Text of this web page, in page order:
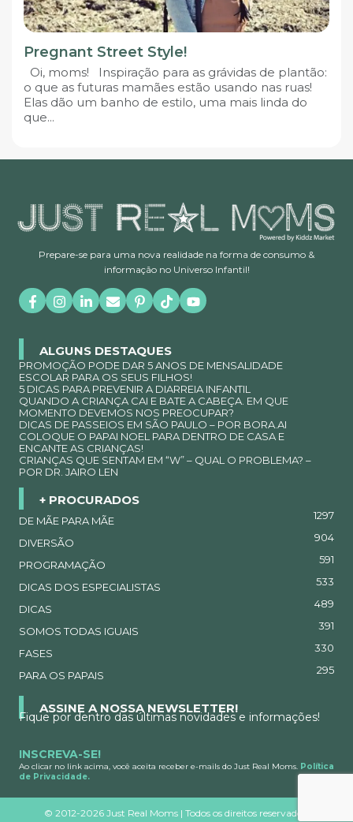
Pregnant Street Style!
Oi, moms! Inspiração para as grávidas de plantão:
o que as futuras mamães estão usando nas ruas!
Elas dão um banho de estilo, uma mais linda do
que...
Prepare-se para uma nova realidade na forma de consumo &
informação no Universo Infantil!
ALGUNS DESTAQUES
PROMOÇÃO PODE DAR 5 ANOS DE MENSALIDADE
ESCOLAR PARA OS SEUS FILHOS!
5 DICAS PARA PREVENIR A DIARREIA INFANTIL
QUANDO A CRIANÇA CAI E BATE A CABEÇA. EM QUE
MOMENTO DEVEMOS NOS PREOCUPAR?
DICAS DE PASSEIOS EM SÃO PAULO – POR BORA.AI
COLOQUE O PAPAI NOEL PARA DENTRO DE CASA E
ENCANTE AS CRIANÇAS!
CRIANÇAS QUE SENTAM EM “W” – QUAL O PROBLEMA? –
POR DR. JAIRO LEN
+ PROCURADOS
DE MÃE PARA MÃE 1297
DIVERSÃO 904
PROGRAMAÇÃO 591
DICAS DOS ESPECIALISTAS 533
DICAS 489
SOMOS TODAS IGUAIS 391
FASES 330
PARA OS PAPAIS 295
ASSINE A NOSSA NEWSLETTER!
Fique por dentro das últimas novidades e informações!
INSCREVA-SE!
Ao clicar no link acima, você aceita receber e-mails do Just Real Moms. Política
de Privacidade.
© 2012-2026 Just Real Moms | Todos os direitos reservados.